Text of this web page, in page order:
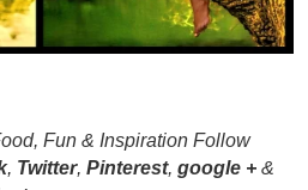
Fun & Inspiration Follow
, Twitter, Pinterest, google + &